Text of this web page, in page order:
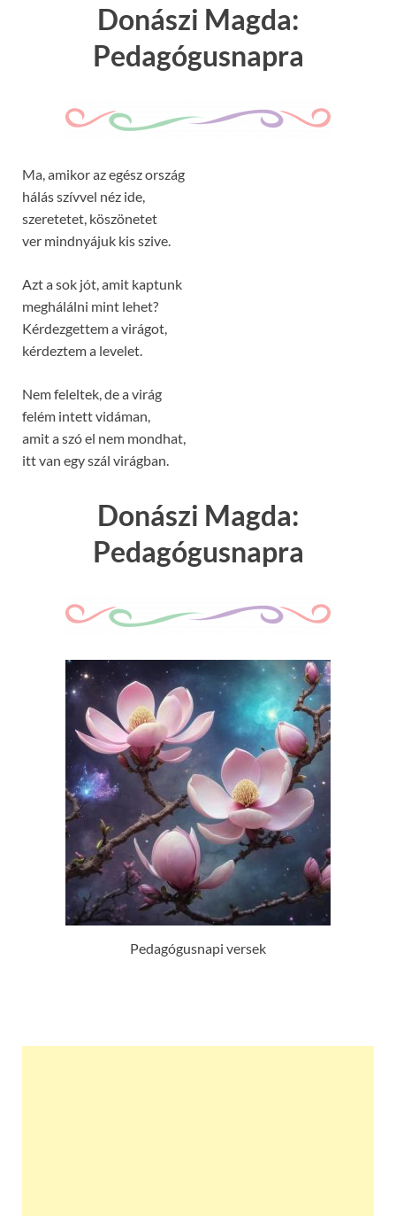
Donászi Magda:
Pedagógusnapra
Ma, amikor az egész ország
hálás szívvel néz ide,
szeretetet, köszönetet
ver mindnyájuk kis szive.
Azt a sok jót, amit kaptunk
meghálálni mint lehet?
Kérdezgettem a virágot,
kérdeztem a levelet.
Nem feleltek, de a virág
felém intett vidáman,
amit a szó el nem mondhat,
itt van egy szál virágban.
Donászi Magda:
Pedagógusnapra
Pedagógusnapi versek